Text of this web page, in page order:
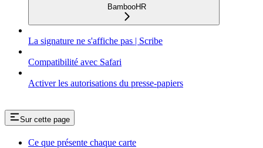
BambooHR
La signature ne s'affiche pas | Scribe
Compatibilité avec Safari
Activer les autorisations du presse-papiers
Sur cette page
Ce que présente chaque carte